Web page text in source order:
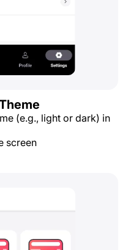
(e.g., light or dark) in
screen